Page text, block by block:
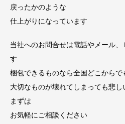
戻ったかのような
仕上がりになっています
当社へのお問合せは電話やメール
す
梱包できるものなら全国どこからで
大切なものが壊れてしまっても悲
まずは
お気軽にご相談ください